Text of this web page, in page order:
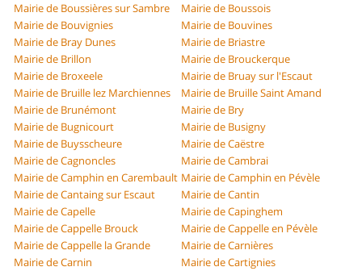
Mairie de Boussières sur Sambre
Mairie de Boussois
Mairie de Bouvignies
Mairie de Bouvines
Mairie de Bray Dunes
Mairie de Briastre
Mairie de Brillon
Mairie de Brouckerque
Mairie de Broxeele
Mairie de Bruay sur l'Escaut
Mairie de Bruille lez Marchiennes
Mairie de Bruille Saint Amand
Mairie de Brunémont
Mairie de Bry
Mairie de Bugnicourt
Mairie de Busigny
Mairie de Buysscheure
Mairie de Caëstre
Mairie de Cagnoncles
Mairie de Cambrai
Mairie de Camphin en Carembault Mairie de Camphin en Pévèle
Mairie de Cantaing sur Escaut
Mairie de Cantin
Mairie de Capelle
Mairie de Capinghem
Mairie de Cappelle Brouck
Mairie de Cappelle en Pévèle
Mairie de Cappelle la Grande
Mairie de Carnières
Mairie de Carnin
Mairie de Cartignies